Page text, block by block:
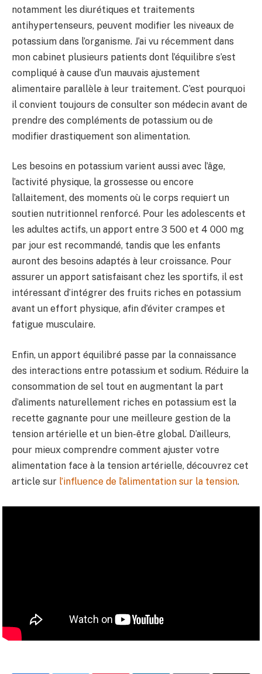
notamment les diurétiques et traitements
antihypertenseurs, peuvent modifier les niveaux de
potassium dans l’organisme. J’ai vu récemment dans
mon cabinet plusieurs patients dont l’équilibre s’est
compliqué à cause d’un mauvais ajustement
alimentaire parallèle à leur traitement. C’est pourquoi
il convient toujours de consulter son médecin avant de
prendre des compléments de potassium ou de
modifier drastiquement son alimentation.
Les besoins en potassium varient aussi avec l’âge,
l’activité physique, la grossesse ou encore
l’allaitement, des moments où le corps requiert un
soutien nutritionnel renforcé. Pour les adolescents et
les adultes actifs, un apport entre 3 500 et 4 000 mg
par jour est recommandé, tandis que les enfants
auront des besoins adaptés à leur croissance. Pour
assurer un apport satisfaisant chez les sportifs, il est
intéressant d’intégrer des fruits riches en potassium
avant un effort physique, afin d’éviter crampes et
fatigue musculaire.
Enfin, un apport équilibré passe par la connaissance
des interactions entre potassium et sodium. Réduire la
consommation de sel tout en augmentant la part
d’aliments naturellement riches en potassium est la
recette gagnante pour une meilleure gestion de la
tension artérielle et un bien-être global. D’ailleurs,
pour mieux comprendre comment ajuster votre
alimentation face à la tension artérielle, découvrez cet
article sur l’influence de l’alimentation sur la tension.